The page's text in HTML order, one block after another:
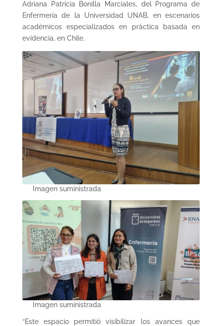
Adriana Patricia Bonilla Marciales, del Programa de
Enfermería de la Universidad UNAB, en escenarios
académicos especializados en práctica basada en
evidencia, en Chile.
Imagen suministrada
Imagen suministrada
“Este espacio permitió visibilizar los avances que